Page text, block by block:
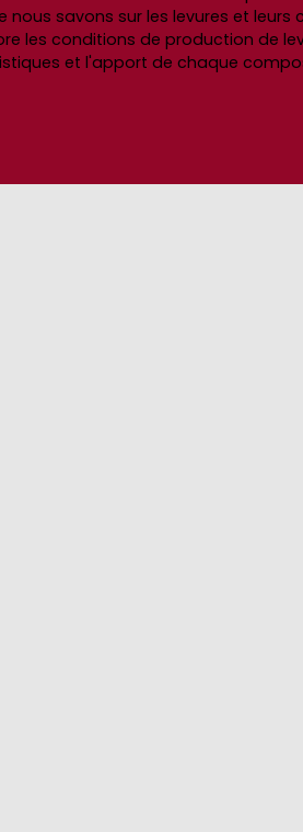
savons sur les levures et leurs
les conditions de production de
et l'apport de chaque